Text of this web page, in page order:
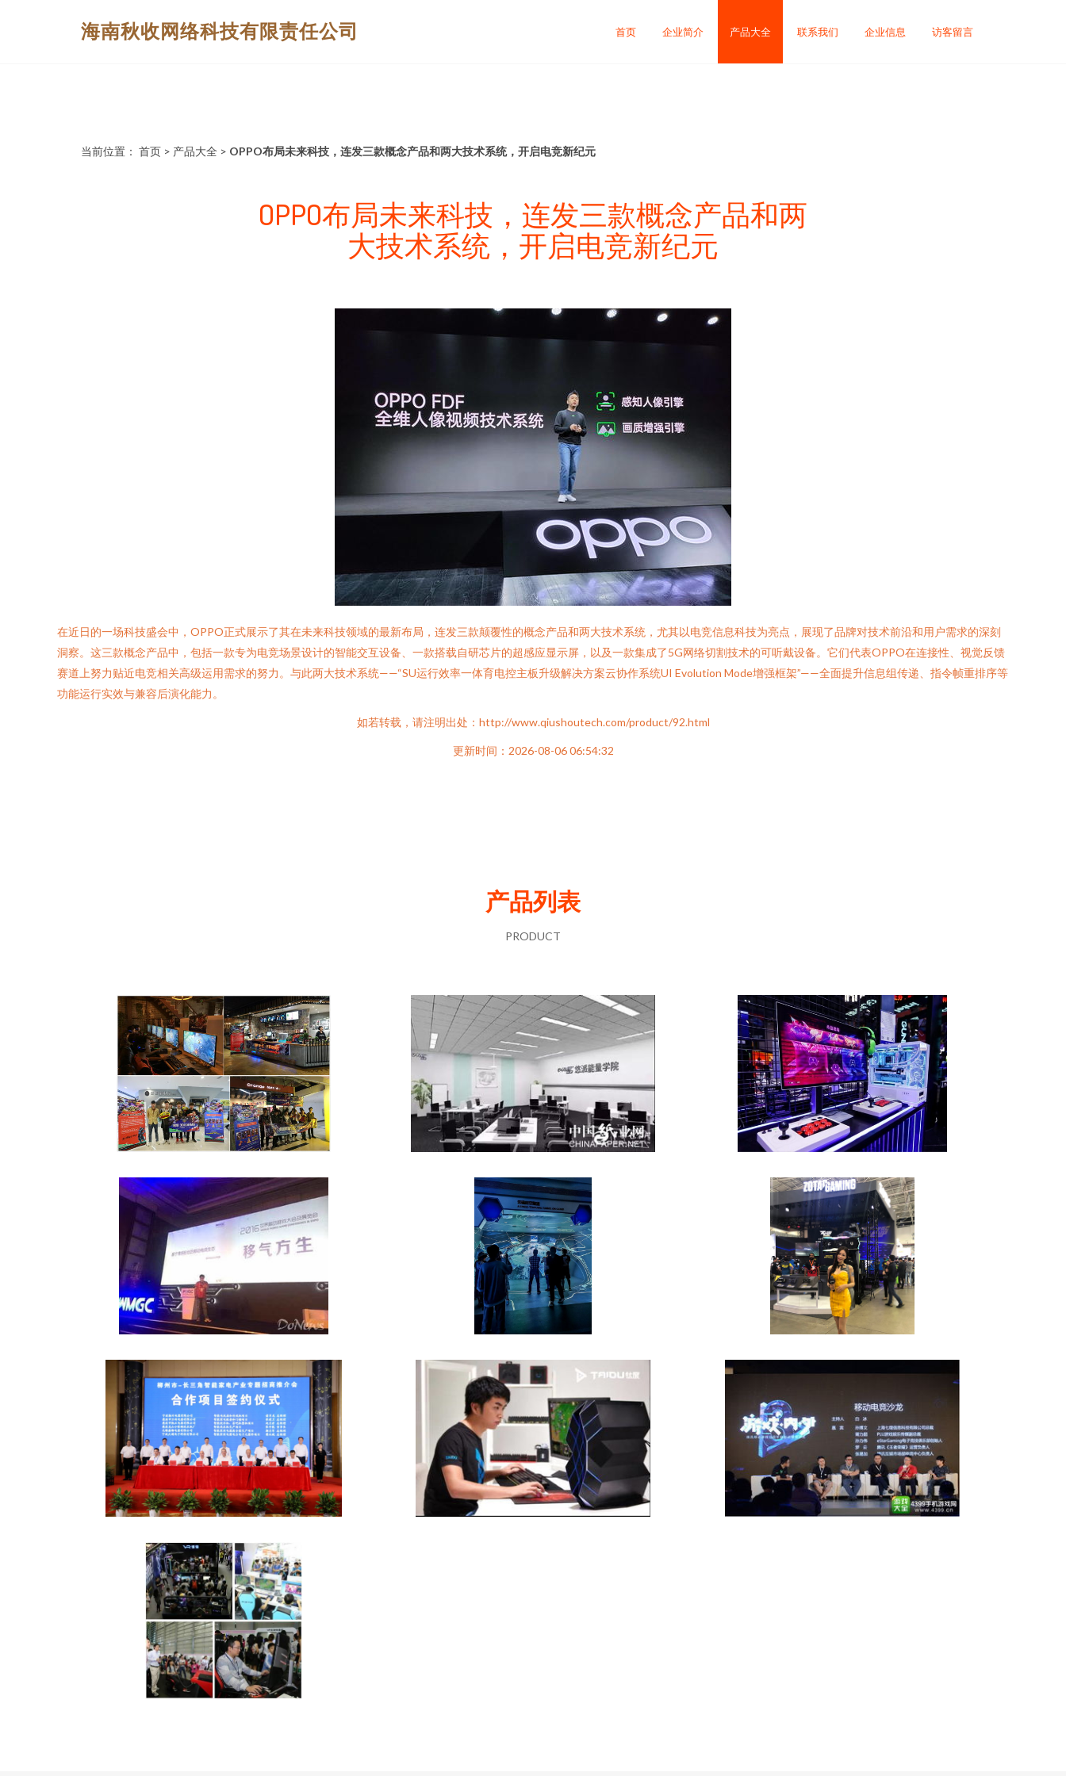
海南秋收网络科技有限责任公司 首页 企业简介 产品大全 联系我们 企业信息 访客留言
当前位置： 首页 > 产品大全 > OPPO布局未来科技，连发三款概念产品和两大技术系统，开启电竞新纪元
OPPO布局未来科技，连发三款概念产品和两
大技术系统，开启电竞新纪元
在近日的一场科技盛会中，OPPO正式展示了其在未来科技领域的最新布局，连发三款颠覆性的概念产品和两大技术系统，尤其以电竞信息科技为亮点，展现了品牌对技术前沿和用户需求的深刻
洞察。这三款概念产品中，包括一款专为电竞场景设计的智能交互设备、一款搭载自研芯片的超感应显示屏，以及一款集成了5G网络切割技术的可听戴设备。它们代表OPPO在连接性、视觉反馈
赛道上努力贴近电竞相关高级运用需求的努力。与此两大技术系统——“SU运行效率一体育电控主板升级解决方案云协作系统UI Evolution Mode增强框架”——全面提升信息组传递、指令帧重排序等
功能运行实效与兼容后演化能力。
如若转载，请注明出处：http://www.qiushoutech.com/product/92.html
更新时间：2026-08-06 06:54:32
产品列表
PRODUCT